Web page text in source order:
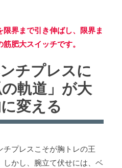
限界まで引き伸ばし、限界ま
肥大スイッチです。
チプレスに
軌道」が大
変える
プレスこそが胸トレの王
かし、腕立て伏せには、ベ